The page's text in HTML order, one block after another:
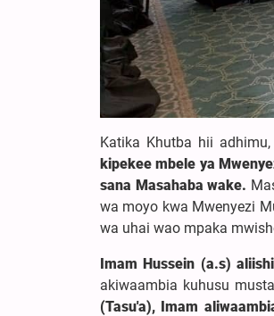
Katika Khutba hii
kipekee mbele ya
sana Masahaba wake.
wa moyo kwa Mwenyezi
wa uhai wao mpaka
Imam Hussein (a.s)
akiwaambia kuhusu
(Tasu'a), Imam